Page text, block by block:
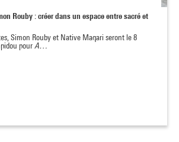
Rouby : créer dans un espace entre sacré et
Simon Rouby et Native Maqari seront le 8
pour A…